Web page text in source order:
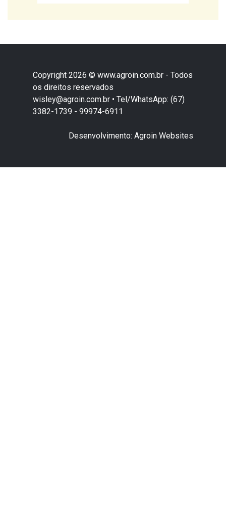
Copyright 2026 © www.agroin.com.br - Todos
os direitos reservados
wisley@agroin.com.br • Tel/WhatsApp: (67)
3382-1739 - 99974-6911
Desenvolvimento: Agroin Websites